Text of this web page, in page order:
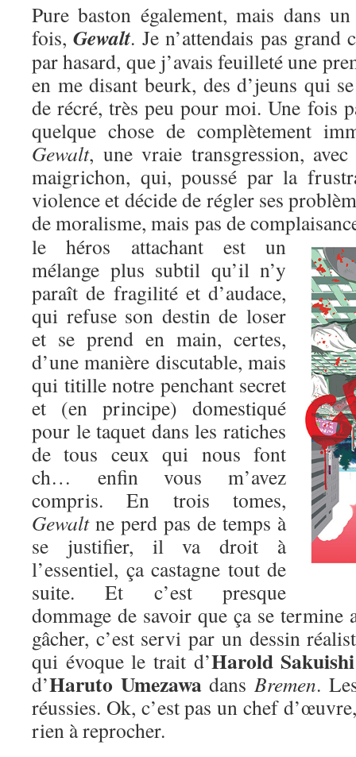
Pure baston également, mais dans
fois,Gewalt. Je n’attendais pas grand
par hasard, que j’avais feuilleté une
en me disant beurk, des d’jeuns qui
de récré, très peu pour moi. Une fois
quelque chose de complètement
Gewalt, une vraie transgression,
maigrichon, qui, poussé par la
violence et décide de régler ses
de moralisme, mais pas de
le héros attachant est un
mélange plus subtil qu’il n’y
paraît de fragilité et d’audace,
qui refuse son destin de loser
et se prend en main, certes,
d’une manière discutable, mais
qui titille notre penchant secret
et (en principe) domestiqué
pour le taquet dans les ratiches
de tous ceux qui nous font
ch… enfin vous m’avez
compris. En trois tomes,
Gewaltne perd pas de temps à
se justifier, il va droit à
l’essentiel, ça castagne tout de
suite. Et c’est presque
dommage de savoir que ça se
gâcher, c’est servi par un dessin
qui évoque le trait d’Harold Sakuishi
d’Haruto UmezawadansBremen.
réussies. Ok, c’est pas un chef
rien à reprocher.